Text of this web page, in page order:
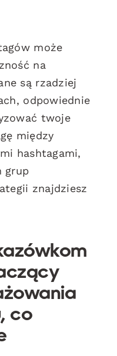
może
na
są rzadziej
odpowiednie
twoje
między
hashtagami,
grup
znajdziesz
co